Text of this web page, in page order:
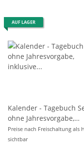
AUF LAGER
Kalender - Tagebuch
ohne Jahresvorgabe,
inklusive Farbstifte
Preise nach Freischaltung als
sichtbar